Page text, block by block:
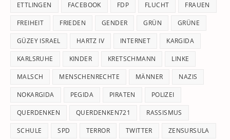
ETTLINGEN FACEBOOK FDP FLUCHT FRAUEN
FREIHEIT FRIEDEN GENDER GRÜN GRÜNE
GÜZEY ISRAEL HARTZ IV INTERNET KARGIDA
KARLSRUHE KINDER KRETSCHMANN LINKE
MALSCH MENSCHENRECHTE MÄNNER NAZIS
NOKARGIDA PEGIDA PIRATEN POLIZEI
QUERDENKEN QUERDENKEN721 RASSISMUS
SCHULE SPD TERROR TWITTER ZENSURSULA